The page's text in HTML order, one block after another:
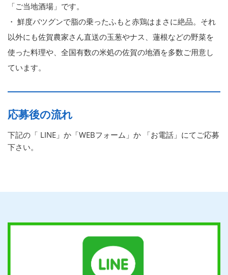
「ご当地酒場」です。
・ 鮮度バツグンで脂の乗ったふもと赤鶏はまさに絶品。それ
以外にも佐賀農家さん直送の玉葱やナス、蓮根などの野菜を
使った料理や、全国有数の米処の佐賀の地酒を多数ご用意し
ています。
応募後の流れ
下記の「 LINE」か「WEBフォーム」か 「お電話」にてご応募
下さい。